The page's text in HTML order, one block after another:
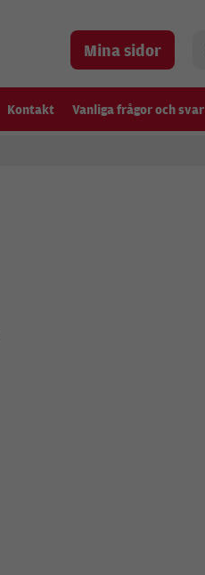
Mina sidor
Kontakt Vanliga frågor och svar